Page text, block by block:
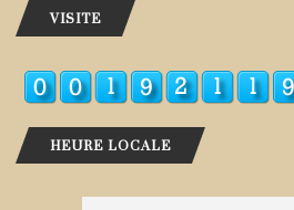
VISITE
HEURE LOCALE